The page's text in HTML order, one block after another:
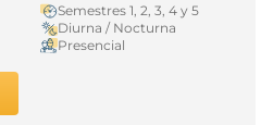
Semestres 1, 2, 3, 4 y 5
Diurna / Nocturna
Presencial